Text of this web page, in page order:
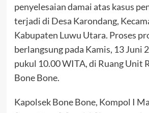
penyelesaian damai atas kasus
terjadi di Desa Karondang,
Kabupaten Luwu Utara. Proses
berlangsung pada Kamis, 13 Juni
pukul 10.00 WITA, di Ruang Unit
Bone Bone.
Kapolsek Bone Bone, Kompol I